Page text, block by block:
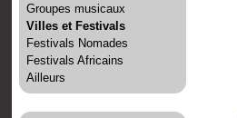
Groupes musicaux
Villes et Festivals
Festivals Nomades
Festivals Africains
Ailleurs